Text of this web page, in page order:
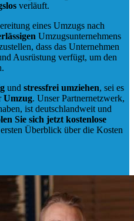
verläuft.
eines Umzugs nach
Umzugsunternehmens
dass das Unternehmen
Ausrüstung verfügt, um den
und stressfrei umziehen, sei es
Umzug. Unser Partnernetzwerk,
ist deutschlandweit und
Sie sich jetzt kostenlose
Überblick über die Kosten